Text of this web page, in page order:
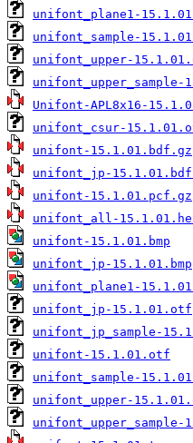
unifont_plane1-
unifont_sample-
unifont_upper-
Unifont-APL8x16-
unifont_csur-
unifont-15.1.01.bdf.gz
unifont_jp-
unifont-15.1.01.pcf.gz
unifont_all-
unifont-15.1.01.bmp
unifont_jp-15.1.01.bmp
unifont_plane1-
unifont_jp-15.1.01.otf
unifont_jp_sample-
unifont-15.1.01.otf
unifont_sample-
unifont_upper-